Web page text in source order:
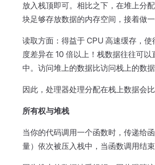
放入栈顶即可。相比之下，在堆上分
块足够存放数据的内存空间，接着做
读取方面：得益于 CPU 高速缓存，
度差异在 10 倍以上！栈数据往往可
中。访问堆上的数据比访问栈上的数
因此，处理器处理分配在栈上数据会
所有权与堆栈
当你的代码调用一个函数时，传递给
量）依次被压入栈中，当函数调用结